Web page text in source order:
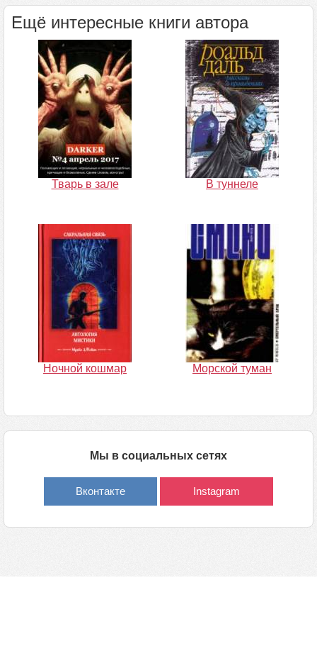
Ещё интересные книги автора
Тварь в зале В туннеле
Ночной кошмар Морской туман
Мы в социальных сетях
Вконтакте Instagram